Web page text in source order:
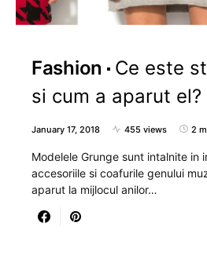
Fashion
Ce este
si cum a aparut el?
January 17, 2018 455 views 2
Modelele Grunge sunt intalnite in
accesoriile si coafurile genului
aparut la mijlocul anilor…